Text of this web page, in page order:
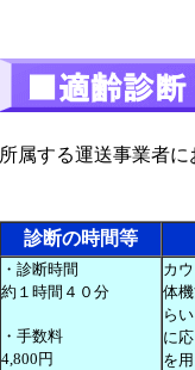
所属する運送事業者
診断の時間等
・診断時間
約１時間４０分
・手数料
4,800円
カ
体
ら
に
を